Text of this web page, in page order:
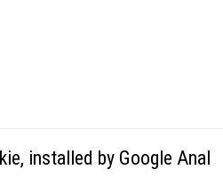
installed by Google Anal